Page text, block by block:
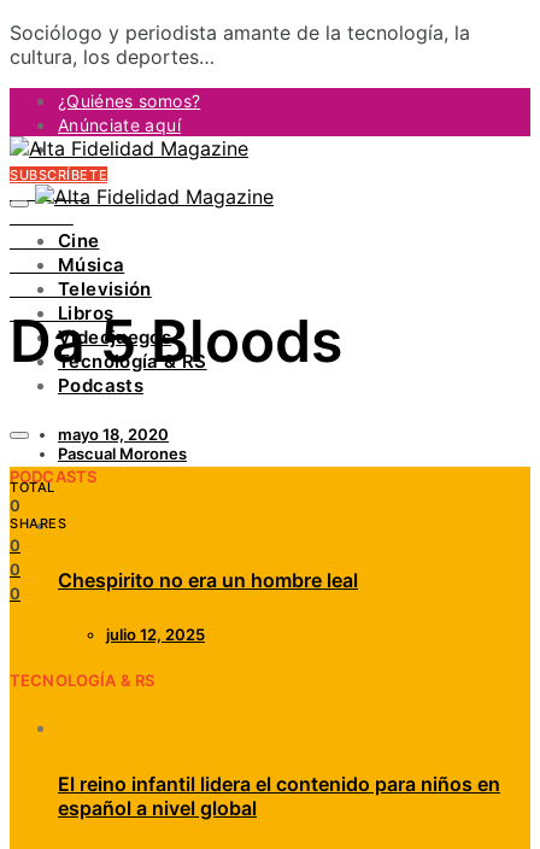
Sociólogo y periodista amante de la tecnología, la
cultura, los deportes…
¿Quiénes somos?
Anúnciate aquí
Contacto
FACEBOOK
INSTAGRAM
PINTEREST
YOUTUBE
LINKEDIN
SUBSCRÍBETE
Cine
Música
Televisión
Libros
Videojuegos
Tecnología & RS
Podcasts
PODCASTS
Chespirito no era un hombre leal
julio 12, 2025
TECNOLOGÍA & RS
El reino infantil lidera el contenido para niños en
español a nivel global
Da 5 Bloods
mayo 18, 2020
Pascual Morones
TOTAL
0
SHARES
0
0
0